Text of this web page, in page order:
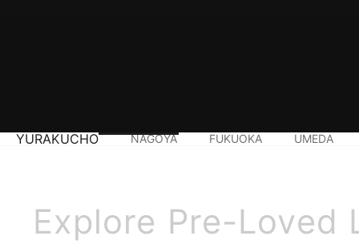
YURAKUCHO NAGOYA FUKUOKA UMEDA
Explore Pre-Loved